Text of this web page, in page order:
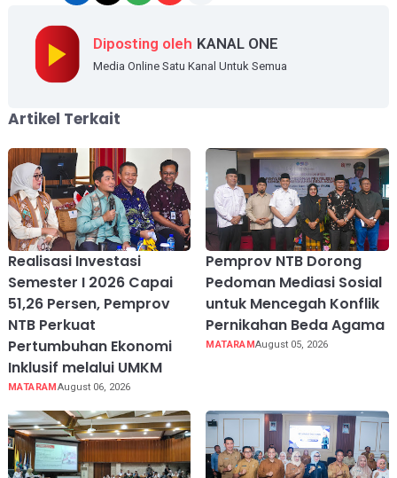
Diposting oleh KANAL ONE
Media Online Satu Kanal Untuk Semua
Artikel Terkait
Realisasi Investasi
Semester I 2026 Capai
51,26 Persen, Pemprov
NTB Perkuat
Pertumbuhan Ekonomi
Inklusif melalui UMKM
MATARAMAugust 06, 2026
Pemprov NTB Dorong
Pedoman Mediasi Sosial
untuk Mencegah Konflik
Pernikahan Beda Agama
MATARAMAugust 05, 2026